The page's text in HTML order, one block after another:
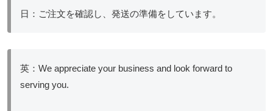
日：ご注文を確認し、発送の準備をしています。
英：We appreciate your business and look forward to
serving you.